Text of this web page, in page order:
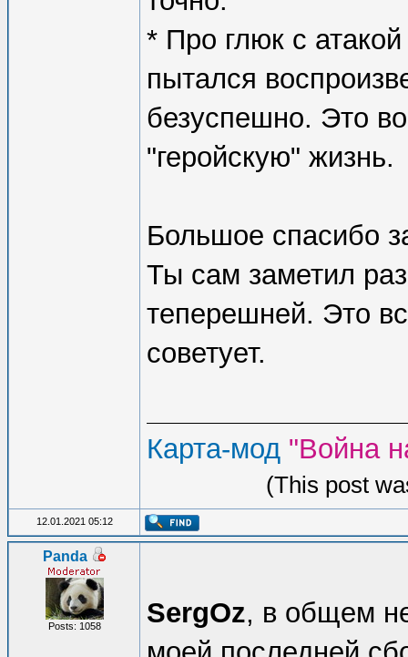
* Про глюк с
пытался
безуспешно. Это
"геройскую" жизнь.
Большое спасибо
Ты сам заметил
теперешней. Это
советует.
Карта-мод "Война
(This post
12.01.2021 05:12
Panda
Posts: 1058 SergOz, в общем